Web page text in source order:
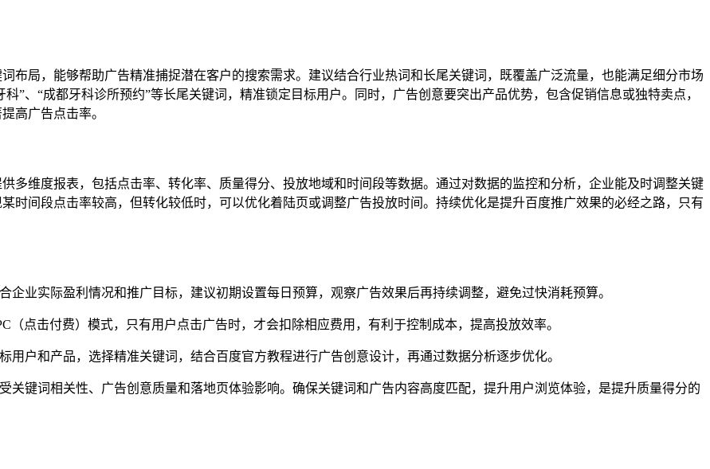
布局，能够帮助广告精准捕捉潜在客户的搜索需求。建议结合行业热词和长尾关键词，既覆盖广泛流量，也能满足细分市场
”、“成都牙科诊所预约”等长尾关键词，精准锁定目标用户。同时，广告创意要突出产品优势，包含促销信息或独特卖点，
高广告点击率。
多维度报表，包括点击率、转化率、质量得分、投放地域和时间段等数据。通过对数据的监控和分析，企业能及时调整关键
时间段点击率较高，但转化较低时，可以优化着陆页或调整广告投放时间。持续优化是提升百度推广效果的必经之路，只有
企业实际盈利情况和推广目标，建议初期设置每日预算，观察广告效果后再持续调整，避免过快消耗预算。
（点击付费）模式，只有用户点击广告时，才会扣除相应费用，有利于控制成本，提高投放效率。
用户和产品，选择精准关键词，结合百度官方教程进行广告创意设计，再通过数据分析逐步优化。
关键词相关性、广告创意质量和落地页体验影响。确保关键词和广告内容高度匹配，提升用户浏览体验，是提升质量得分的